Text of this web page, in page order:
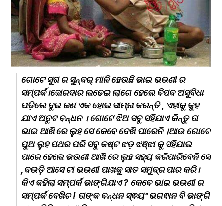
ଗୋଟେ ସୁତା ର ସୁନ୍ଦର୍ ମାଳି ହେଉଛି ଭାଇ ଭଉଣୀ ର
ସମ୍ପର୍କ।ଜୋରଦାର ଲଢେଇ ଲାଗେ ହେଲେ ବିପଦ ଅସୁବିଧା
ପଡ଼ିଲେ ଦୁଇ ଜଣ ଏକ ହୋଇ ସାମ୍ନା କରନ୍ତି , ଏହାକୁ କୁହ
ଯାଏ ଅତୁଟ ବନ୍ଧନ । ଗୋଟେ ଝିଅ ସବୁ ସହିଯାଏ କିନ୍ତୁ ତା
ଭାଇ ଆଖି ରେ ଲୁହ ସେ କେବେ ଦେଖି ପାରେନି ।ଆଉ ଗୋଟେ
ପୁଅ ଲୁହ ପଥର ପରି ସବୁ କଷ୍ଟ ଝଡ଼ ଝଞ୍ଝା କୁ ସହିଯାଇ
ପାରେ ହେଲେ ଭଉଣୀ ଆଖି ରେ ଲୁହ ସହ୍ୟ କରିପାରିବେନି ସେ
,ଦଉଡ଼ି ଆସେ ଟା ଭଉଣୀ ପାଖକୁ ସାତ ସମୁଦ୍ର ପାର କରି।
କିଏ କହିଲା ସମ୍ପର୍କ ଭାଙ୍ଗିଯାଏ ? କେବେ ଭାଇ ଭଉଣୀ ର
ସମ୍ପର୍କ ଦେଖିଚ ! ତାଙ୍କ ବନ୍ଧନ ସ୍ଵୟଂ ଭଗଵାନ ବି ଭାଙ୍ଗି